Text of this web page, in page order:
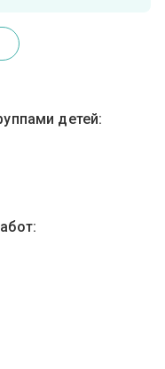
детей: